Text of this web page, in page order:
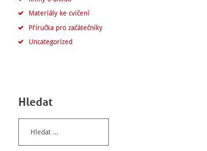
Materiály ke cvičení
Příručka pro začátečníky
Uncategorized
Hledat